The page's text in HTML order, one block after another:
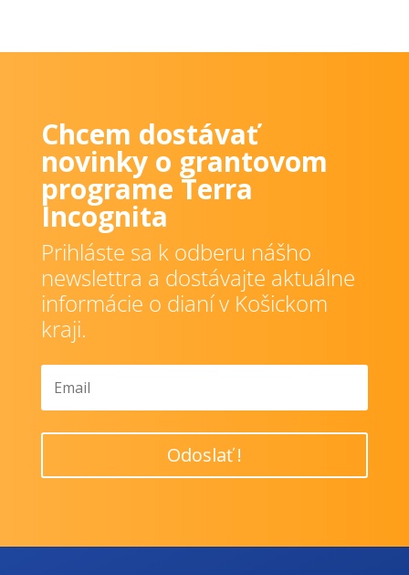
Chcem dostávať
novinky o grantovom
programe Terra
Incognita
Prihláste sa k odberu nášho
newslettra a dostávajte aktuálne
informácie o dianí v Košickom
kraji.
Odoslať !